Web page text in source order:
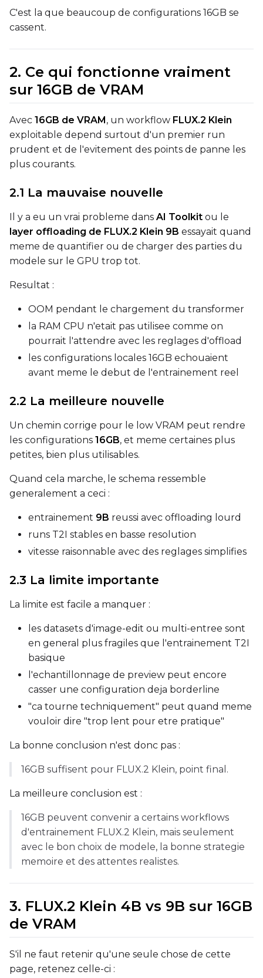
VALIDATION
ADVANCED
DATASETS
You have no
The Target Dataset
come back here.
Dataset1
Target Dataset
Control Dataset 2
LoRA Weight
Default Caption
Caption Dropout Rate
ToggleCache Latents
Cache Latents
ToggleIs
Is Regularization
Toggle Flip X
Flip X
Toggle
Toggle
Toggle512
512
FlowMatch
C'est la que beaucoup de configurations 16GB se
cassent.
2. Ce qui fonctionne vraiment
sur 16GB de VRAM
Avec 16GB de VRAM , un workflow FLUX.2 Klein
exploitable depend surtout d'un premier run
prudent et de l'evitement des points de panne les
plus courants.
2.1 La mauvaise nouvelle
Il y a eu un vrai probleme dans AI Toolkit ou le
layer offloading de FLUX.2 Klein 9B essayait quand
meme de quantifier ou de charger des parties du
modele sur le GPU trop tot.
Resultat :
OOM pendant le chargement du transformer
la RAM CPU n'etait pas utilisee comme on
pourrait l'attendre avec les reglages d'offload
les configurations locales 16GB echouaient
avant meme le debut de l'entrainement reel
2.2 La meilleure nouvelle
Un chemin corrige pour le low VRAM peut rendre
les configurations 16GB, et meme certaines plus
petites, bien plus utilisables.
Quand cela marche, le schema ressemble
generalement a ceci :
entrainement 9B reussi avec offloading lourd
runs T2I stables en basse resolution
vitesse raisonnable avec des reglages simplifies
2.3 La limite importante
La limite est facile a manquer :
les datasets d'image-edit ou multi-entree sont
en general plus fragiles que l'entrainement T2I
basique
l'echantillonnage de preview peut encore
casser une configuration deja borderline
"ca tourne techniquement" peut quand meme
vouloir dire "trop lent pour etre pratique"
La bonne conclusion n'est donc pas :
16GB suffisent pour FLUX.2 Klein, point final.
La meilleure conclusion est :
16GB peuvent convenir a certains workflows
d'entrainement FLUX.2 Klein, mais seulement
avec le bon choix de modele, la bonne strategie
memoire et des attentes realistes.
3. FLUX.2 Klein 4B vs 9B sur 16GB
de VRAM
S'il ne faut retenir qu'une seule chose de cette
page, retenez celle-ci :